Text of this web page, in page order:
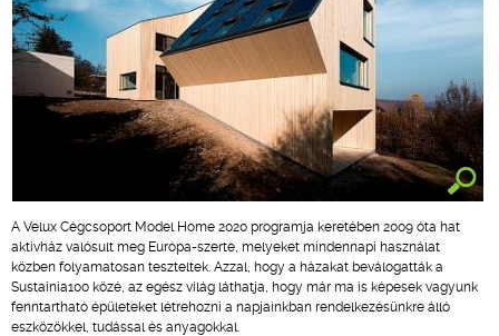
A Velux Cégcsoport Model Home 2020 programja keretében 2009 óta hat
aktívház valósult meg Európa-szerte, melyeket mindennapi használat
közben folyamatosan teszteltek. Azzal, hogy a házakat beválogatták a
Sustainia100 közé, az egész világ láthatja, hogy már ma is képesek vagyunk
fenntartható épületeket létrehozni a napjainkban rendelkezésünkre álló
eszközökkel, tudással és anyagokkal.